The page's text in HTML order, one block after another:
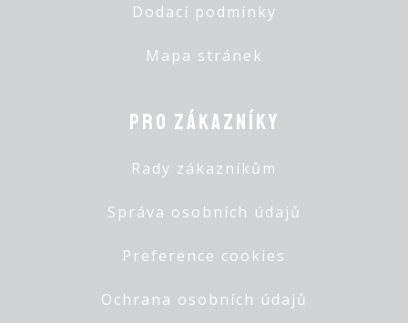
Dodací podmínky
Mapa stránek
Pro zákazníky
Rady zákazníkům
Správa osobních údajů
Preference cookies
Ochrana osobních údajů